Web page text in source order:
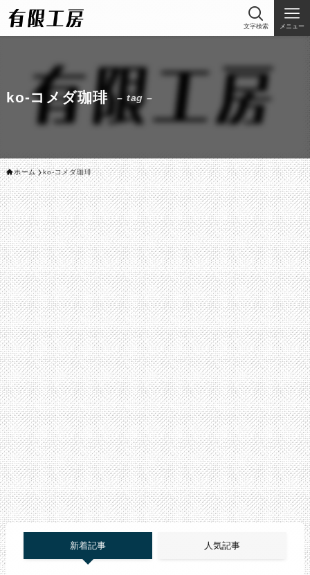
文字検索 メニュー
ko-コメダ珈琲 – tag –
ホーム ko-コメダ珈琲
新着記事 人気記事